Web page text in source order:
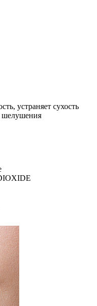
устраняет сухость
шелушения